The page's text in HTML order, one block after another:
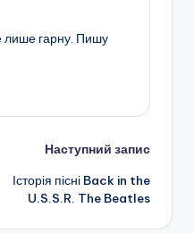
лише гарну. Пишу
Наступний запис
Історія пісні Back in the
U.S.S.R. The Beatles